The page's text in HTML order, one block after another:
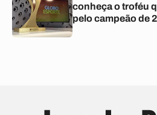
conheça o troféu
pelo campeão de